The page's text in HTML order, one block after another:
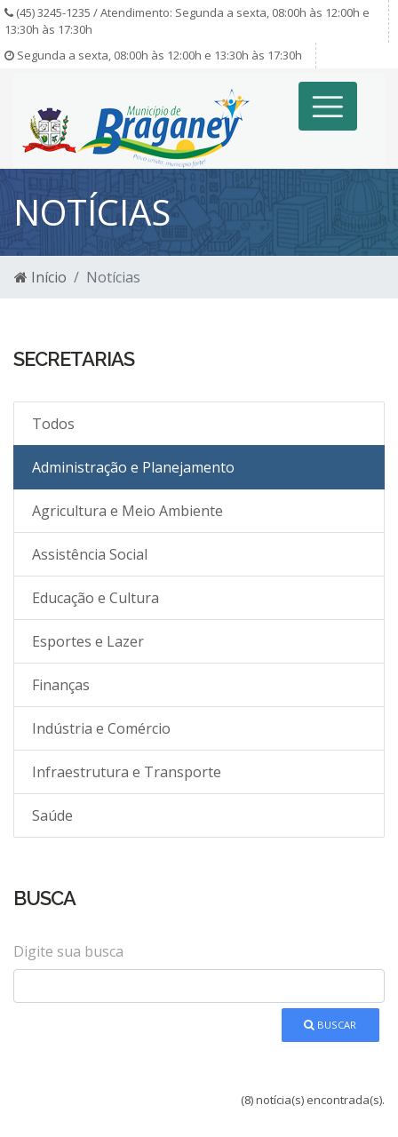
(45) 3245-1235 / Atendimento: Segunda a sexta, 08:00h às 12:00h e
13:30h às 17:30h
Segunda a sexta, 08:00h às 12:00h e 13:30h às 17:30h
NOTÍCIAS
Início Notícias
SECRETARIAS
Todos
Administração e Planejamento
Agricultura e Meio Ambiente
Assistência Social
Educação e Cultura
Esportes e Lazer
Finanças
Indústria e Comércio
Infraestrutura e Transporte
Saúde
BUSCA
Digite sua busca
BUSCAR
(8) notícia(s) encontrada(s).